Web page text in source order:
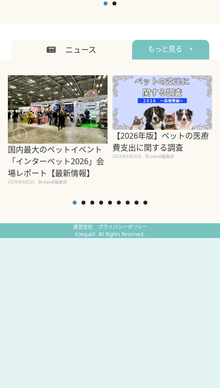
ニュース もっと見る +
国内最大のペットイベント
「インターペット2026」会
場レポート【最新情報】
2026年4月2日 By equall編集部
【2026年版】ペットの医療
費支出に関する調査
2026年3月26日 By equall編集部
運営会社
プライバシーポリシー
(c)equall. All Rights Reserved.